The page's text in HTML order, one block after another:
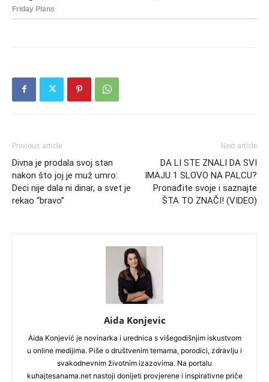
Previous article
Divna je prodala svoj stan
nakon što joj je muž umro:
Deci nije dala ni dinar, a svet je
rekao “bravo”
Next article
DA LI STE ZNALI DA SVI
IMAJU 1 SLOVO NA PALCU?
Pronađite svoje i saznajte
ŠTA TO ZNAČI! (VIDEO)
Aida Konjevic
Aida Konjević je novinarka i urednica s višegodišnjim iskustvom
u online medijima. Piše o društvenim temama, porodici, zdravlju i
svakodnevnim životnim izazovima. Na portalu
kuhajtesanama.net nastoji donijeti provjerene i inspirativne priče